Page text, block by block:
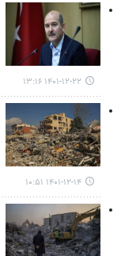
۱۴۰۱-۱۲-۲۲ ۱۳:۱۶
۱۴۰۱-۱۲-۱۴ ۱۰:۵۱